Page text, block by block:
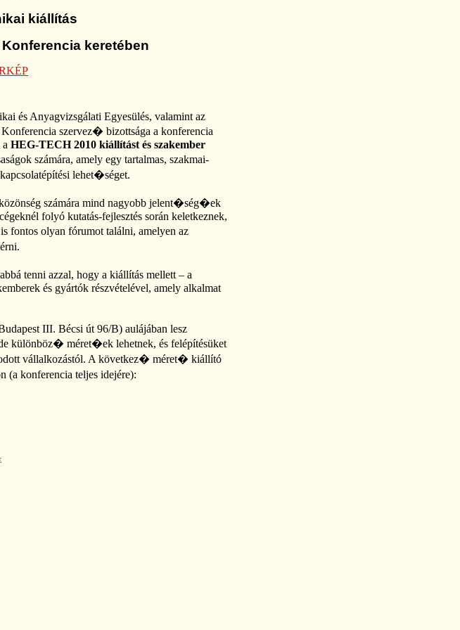
kiállítás
keretében
és Anyagvizsgálati Egyesülés, valamint az
szervez� bizottsága a konferencia
HEG-TECH 2010 kiállítást és szakember
számára, amely egy tartalmas, szakmai-
lehet�séget.
számára mind nagyobb jelent�ség�ek
folyó kutatás-fejlesztés során keletkeznek,
fontos olyan fórumot találni, amelyen az
tenni azzal, hogy a kiállítás mellett – a
és gyártók részvételével, amely alkalmat
III. Bécsi út 96/B) aulájában lesz
különböz� méret�ek lehetnek, és felépítésüket
vállalkozástól. A következ� méret� kiállító
(a konferencia teljes idejére):